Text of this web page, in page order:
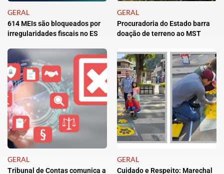
GERAL
614 MEIs são bloqueados por
irregularidades fiscais no ES
GERAL
Procuradoria do Estado barra
doação de terreno ao MST
GERAL
Tribunal de Contas comunica a
GERAL
Cuidado e Respeito: Marechal